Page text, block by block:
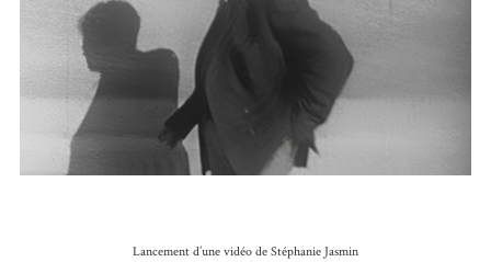
Lancement d’une vidéo de Stéphanie Jasmin